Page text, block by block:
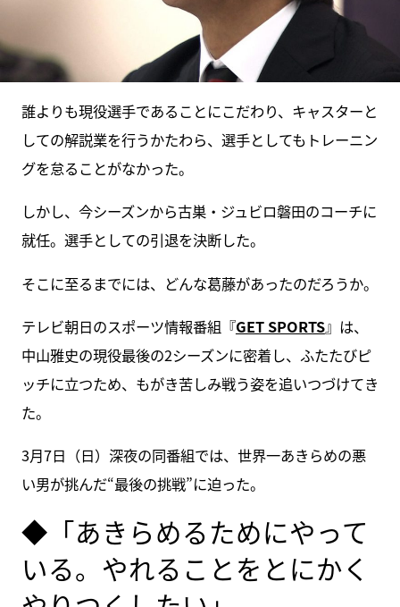
誰よりも現役選手であることにこだわり、キャスターと
しての解説業を行うかたわら、選手としてもトレーニン
グを怠ることがなかった。
しかし、今シーズンから古巣・ジュビロ磐田のコーチに
就任。選手としての引退を決断した。
そこに至るまでには、どんな葛藤があったのだろうか。
テレビ朝日のスポーツ情報番組『GET SPORTS』は、
中山雅史の現役最後の2シーズンに密着し、ふたたびピ
ッチに立つため、もがき苦しみ戦う姿を追いつづけてき
た。
3月7日（日）深夜の同番組では、世界一あきらめの悪
い男が挑んだ“最後の挑戦”に迫った。
◆「あきらめるためにやって
いる。やれることをとにかく